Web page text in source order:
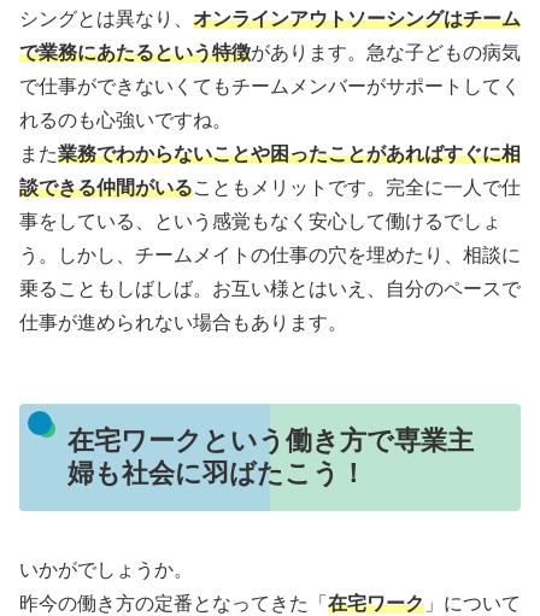
シングとは異なり、 オンラインアウトソーシングはチーム
で業務にあたるという特徴があります。急な子どもの病気
で仕事ができないくてもチームメンバーがサポートしてく
れるのも心強いですね。
また業務でわからないことや困ったことがあればすぐに相
談できる仲間がいることもメリットです。完全に一人で仕
事をしている、という感覚もなく安心して働けるでしょ
う。しかし、チームメイトの仕事の穴を埋めたり、相談に
乗ることもしばしば。お互い様とはいえ、自分のペースで
仕事が進められない場合もあります。
在宅ワークという働き方で専業主
婦も社会に羽ばたこう！
いかがでしょうか。
昨今の働き方の定番となってきた「 在宅ワーク 」について